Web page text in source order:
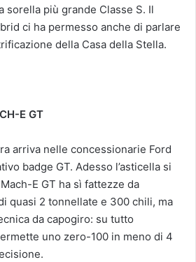
sorella più grande Classe S. Il
ci ha permesso anche di parlare
della Casa della Stella.
E GT
arriva nelle concessionarie Ford
badge GT. Adesso l’asticella si
E GT ha sì fattezze da
quasi 2 tonnellate e 300 chili, ma
da capogiro: su tutto
uno zero-100 in meno di 4